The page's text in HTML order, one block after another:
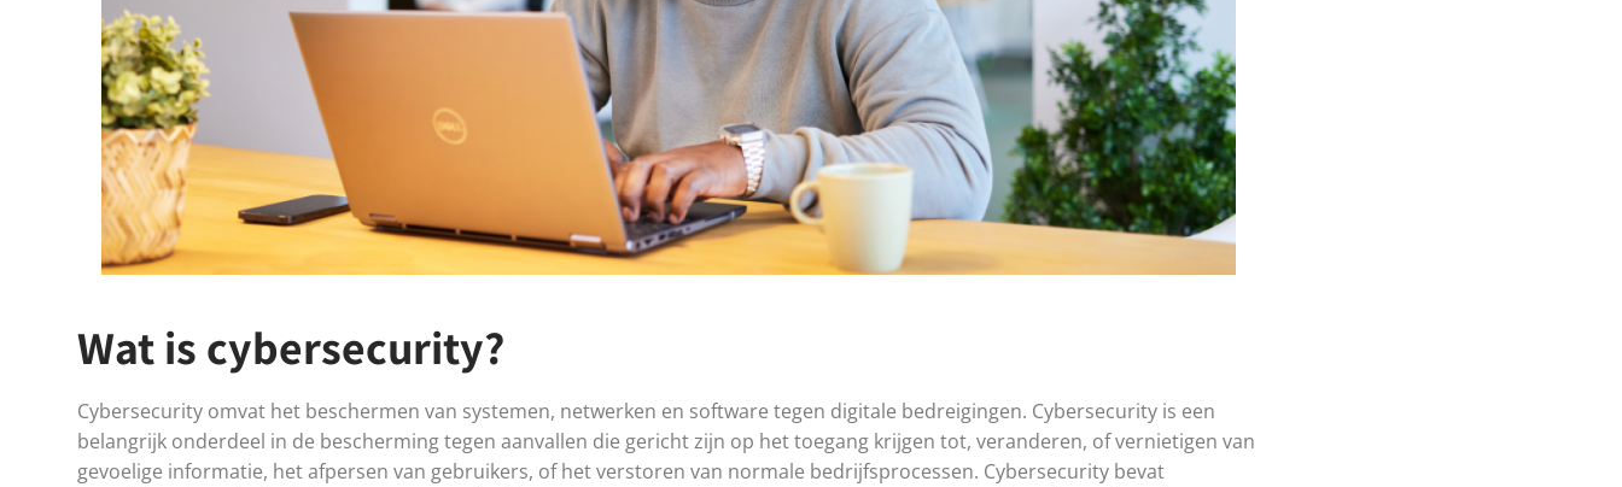
Wat is cybersecurity?
Cybersecurity omvat het beschermen van systemen, netwerken en software tegen digitale bedreigingen. Cybersecurity is een
belangrijk onderdeel in de bescherming tegen aanvallen die gericht zijn op het toegang krijgen tot, veranderen, of vernietigen van
gevoelige informatie, het afpersen van gebruikers, of het verstoren van normale bedrijfsprocessen. Cybersecurity bevat